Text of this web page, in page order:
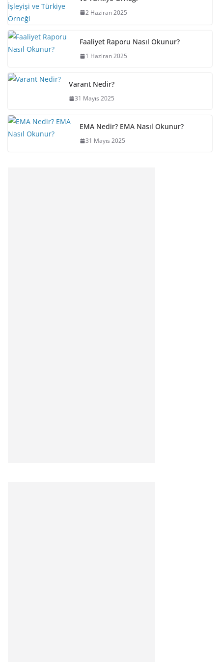
2 Haziran 2025
Faaliyet Raporu Nasıl Okunur?
1 Haziran 2025
Varant Nedir?
31 Mayıs 2025
EMA Nedir? EMA Nasıl Okunur?
31 Mayıs 2025